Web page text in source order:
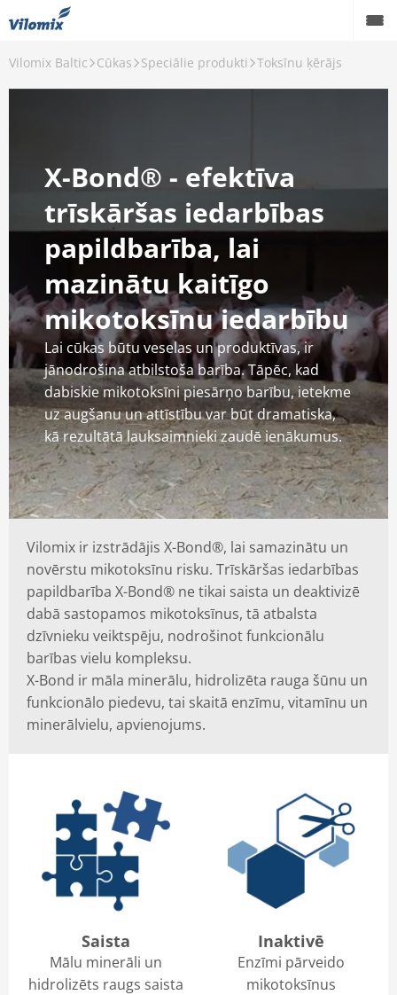
Vilomix Baltic Cūkas Speciālie produkti Toksīnu ķērājs
X-Bond® - efektīva
trīskāršas iedarbības
papildbarība, lai
mazinātu kaitīgo
mikotoksīnu iedarbību
Lai cūkas būtu veselas un produktīvas, ir
jānodrošina atbilstoša barība. Tāpēc, kad
dabiskie mikotoksīni piesārņo barību, ietekme
uz augšanu un attīstību var būt dramatiska,
kā rezultātā lauksaimnieki zaudē ienākumus.
Vilomix ir izstrādājis X-Bond®, lai samazinātu un
novērstu mikotoksīnu risku. Trīskāršas iedarbības
papildbarība X-Bond® ne tikai saista un deaktivizē
dabā sastopamos mikotoksīnus, tā atbalsta
dzīvnieku veiktspēju, nodrošinot funkcionālu
barības vielu kompleksu.
X-Bond ir māla minerālu, hidrolizēta rauga šūnu un
funkcionālo piedevu, tai skaitā enzīmu, vitamīnu un
minerālvielu, apvienojums.
Saista
Mālu minerāli un
hidrolizēts raugs saista
Inaktivē
Enzīmi pārveido
mikotoksīnus
Back
Speciālie produkti
Ēdināšanas konsultācijas